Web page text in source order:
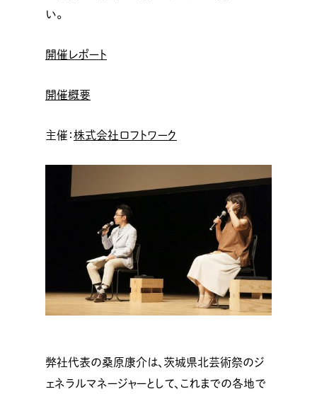
い。
開催レポート
開催概要
主催：株式会社ロフトワーク
弊社代表の桑原康介は、茨城県北芸術祭のジ
ェネラルマネージャーとして、これまでの各地で